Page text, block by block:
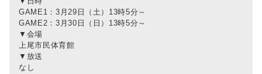
GAME1：3月29日（土）13時5分～
GAME2：3月30日（日）13時5分～
▼会場
上尾市民体育館
▼放送
なし